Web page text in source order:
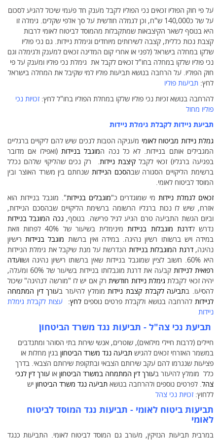
על פי חוק הפוליו זכאים נכי הפוליו לקבל מענק חד פעמי שיכול להגיע לסכום
על של כ140,000 ש"ח, וכן לגמלה חודשית על סך אלפי שקלים. גימלה זו
היא בנוסף לשאר הקיצבאות שמתקבלות מהמוסד לביטוח לאומי לרבות
קצבת נכות כללית, קצבה לשירותים מיוחדים וגימלת ניידות. גם נכי פוליו
שלקו במחלה בישראל (לפני או אחרי קום המדינה זכאים למענק ולגימלה וגם
נכי פוליו שלקו במחלה בחו"ל זכאים לקבל את גימלת נכי פוליו ומענק על פי
חוק הפוליו. על הרחבה בנושא תביעות פוליו למי שקיבל את המחלה בישראל
לחץ: תביעות פוליו
להרחבה בנושא זכיות נכי פוליו שלקו במחלת הפוליו בחו"ל לחץ: זכויות נכי
פוליו מחול
תביעת ניידות לקבלת גימלת ניידות
גמלת ניידות מביטוח לאומי מעניקה הטבות לנכים שיש להם ליקויים ברגליים
המגבילים אותם בניידות. לא כל נכה המוגבל בניידות (ואפילו אם מדובר
בפגיעה ברגליו) זכאי לקבלקיצבת ניידות. רק נכים שהליקוי שלהם נכלל
ברשימת הליקויים הסגורה שבהסכם הניידות שנחתם בין משרד האוצר ובין
המוסד לביטוח לאומי.
זכאים לגמלת ניידותמי שמוגדרים כ"מוגבלים בניידות". מוגבל בניידות הוא
אזרח, שיש לו נכות ברגליו הרשומה ברשימת הליקויים שבהסכם הניידות,
וביום הגשת התביעה טרם הגיע לגיל פרישה. בנוסף,נכה המוגבל בניידות
נדרש לדרגת מוגבלות בניידות
מינימלית בשיעור של 40% לפחות וזאת
במידה ויש ברשותו רשיון נהיגה. במידה ואין ברשות מוגבל בניידותרישיון
נהיגה,דרגת המוגבלות בניידות הנדרשת על מנת שיקבל את גימלת הניידות
היא 60%. חשוב לציין שמוגבל בניידות שאין ברשותו רישיון נהיגה וש
וועדה
רפואית לניידות
קבעה את דרגת מוגבלותו בניידות בשיעור של 60% ומעלה,
יהיה זכאי לקבלת גימלת ניידות חודשית רק אם יש לו "מורשה לנהיגה" שיכול
להסיעו. בתביעה לקבלת קצבת ניידותמומלץ להיעזר בעורך דין המתמחה
לניידותלהרחבה בנושא ולקבלת פרטים נוספיםלחץ:
עצות לקבלת גימלת
ניידות
תביעת נכי צה"ל - תביעות נגד משרד הביטחון
חיילים (לרבות חיילי מילואים), שוטרים, אנשי שירות בתי הסוהר ומתנדבים
במשמר האזרחי זכאים להגיש תביעה נגד משרד הביטחון בגין מחלות או
פציעות שנגרמו להם עקב שירותם הצבאי ובתקופת שירותם הצבאי. בדרך
כלל מומלץ להיעזר בעורך דין המתמחה במשרד הביטחון או עורך דין לנכי
צהל. לפרטים נוספים ולהרחבה בנושא תביעה נגד משרד הביטחון יש
ללחוץ: זכויות נכי צהל
תביעות ביטוח לאומי - תביעות נגד המוסד לביטוח
לאומי
במרבית תביעות הנזיקין, מעורב גם המוסד לביטוח לאומי. התביעות כנגד